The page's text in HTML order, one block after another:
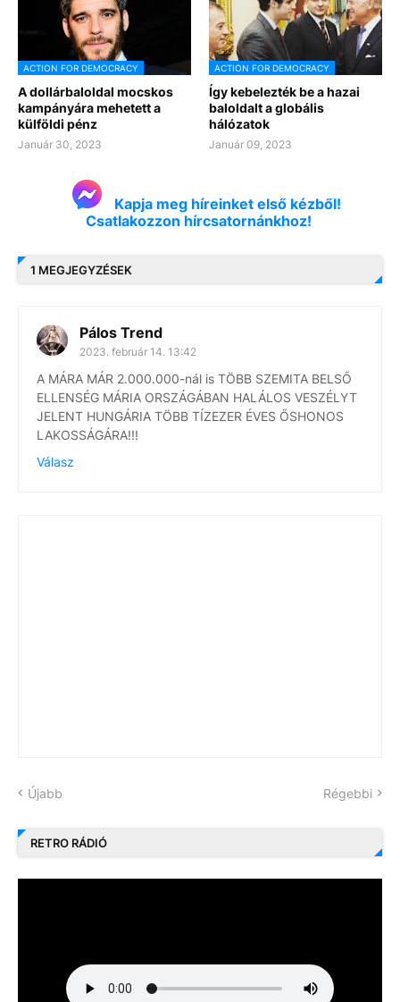
ACTION FOR DEMOCRACY
A dollárbaloldal mocskos
kampányára mehetett a
külföldi pénz
Január 30, 2023
ACTION FOR DEMOCRACY
Így kebelezték be a hazai
baloldalt a globális
hálózatok
Január 09, 2023
Kapja meg híreinket első kézből!
Csatlakozzon hírcsatornánkhoz!
1 MEGJEGYZÉSEK
Pálos Trend
2023. február 14. 13:42
A MÁRA MÁR 2.000.000-nál is TÖBB SZEMITA BELSŐ
ELLENSÉG MÁRIA ORSZÁGÁBAN HALÁLOS VESZÉLYT
JELENT HUNGÁRIA TÖBB TÍZEZER ÉVES ŐSHONOS
LAKOSSÁGÁRA!!!
Válasz
Újabb Régebbi
RETRO RÁDIÓ